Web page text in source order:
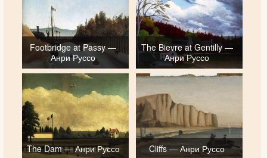
Footbridge at Passy —
Анри Руссо
The Bievre at Gentilly —
Анри Руссо
The Dam — Анри Руссо Cliffs — Анри Руссо